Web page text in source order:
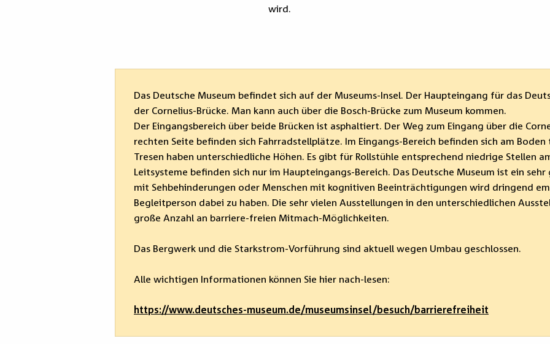
wird.
Das Deutsche Museum befindet sich auf der Museums-Insel. Der Haupteingang für das
der Cornelius-Brücke. Man kann auch über die Bosch-Brücke zum Museum kommen.
Der Eingangsbereich über beide Brücken ist asphaltiert. Der Weg zum Eingang über die
rechten Seite befinden sich Fahrradstellplätze. Im Eingangs-Bereich befinden sich am
Tresen haben unterschiedliche Höhen. Es gibt für Rollstühle entsprechend niedrige Stellen
Leitsysteme befinden sich nur im Haupteingangs-Bereich. Das Deutsche Museum ist ein sehr
mit Sehbehinderungen oder Menschen mit kognitiven Beeinträchtigungen wird dringend
Begleitperson dabei zu haben. Die sehr vielen Ausstellungen in den unterschiedlichen
große Anzahl an barriere-freien Mitmach-Möglichkeiten.
Das Bergwerk und die Starkstrom-Vorführung sind aktuell wegen Umbau geschlossen.
Alle wichtigen Informationen können Sie hier nach-lesen:
https://www.deutsches-museum.de/museumsinsel/besuch/barrierefreiheit